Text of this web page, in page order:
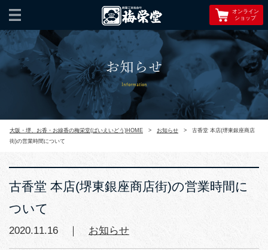
オンライン
ショップ
お知らせ
Information
大阪・堺、お香・お線香の梅栄堂(ばいえいどう)HOME > お知らせ >
古香堂 本店(堺東銀座商店
街)の営業時間について
古香堂 本店(堺東銀座商店街)の営業時間に
ついて
2020.11.16 ｜ お知らせ